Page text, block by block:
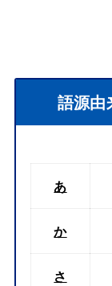
語源由
あ
か
さ